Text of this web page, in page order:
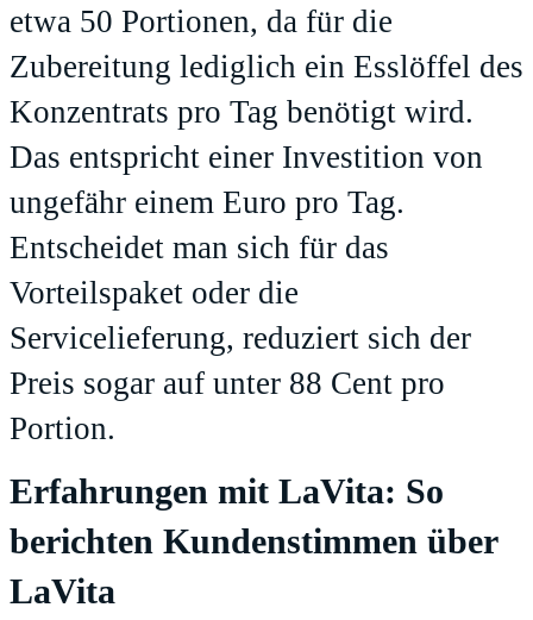
etwa 50 Portionen, da für die
Zubereitung lediglich ein Esslöffel des
Konzentrats pro Tag benötigt wird.
Das entspricht einer Investition von
ungefähr einem Euro pro Tag.
Entscheidet man sich für das
Vorteilspaket oder die
Servicelieferung, reduziert sich der
Preis sogar auf unter 88 Cent pro
Portion.
Erfahrungen mit LaVita: So
berichten Kundenstimmen über
LaVita